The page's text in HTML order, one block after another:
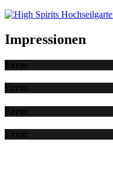
Impressionen
Error
Error
Error
Error